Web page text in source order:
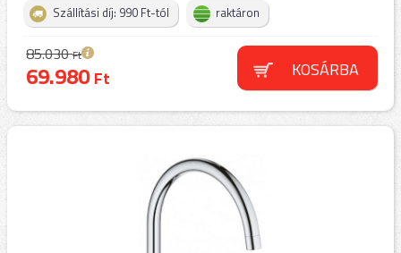
Szállítási díj: 990 Ft-tól raktáron
85.030Ft
69.980Ft KOSÁRBA